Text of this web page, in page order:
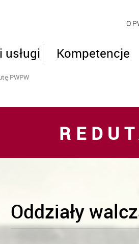
O
usługi Kompetencje
PWPW
Oddziały